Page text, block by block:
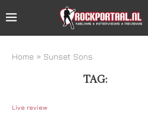
Home » Sunset Sons
TAG:
Live review